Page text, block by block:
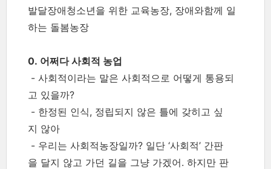
발달장애청소년을 위한 교육농장, 장애와함께 일
하는 돌봄농장
0. 어쩌다 사회적 농업
- 사회적이라는 말은 사회적으로 어떻게 통용되
고 있을까?
- 한정된 인식, 정립되지 않은 틀에 갖히고 싶
지 않아
- 우리는 사회적농장일까? 일단 ‘사회적’ 간판
을 달지 않고 가던 길을 그냥 가겠어. 하지만 판